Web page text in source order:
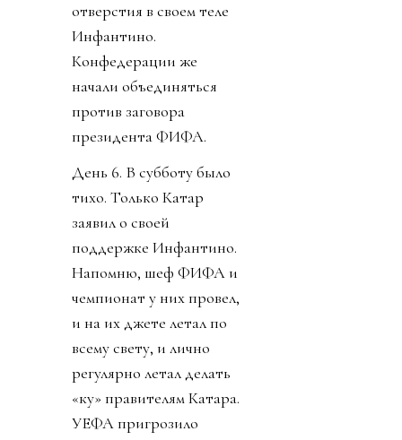
отверстия в своем теле
Инфантино.
Конфедерации же
начали объединяться
против заговора
президента ФИФА.
День 6. В субботу было
тихо. Только Катар
заявил о своей
поддержке Инфантино.
Напомню, шеф ФИФА и
чемпионат у них провел,
и на их джете летал по
всему свету, и лично
регулярно летал делать
«ку» правителям Катара.
УЕФА пригрозило